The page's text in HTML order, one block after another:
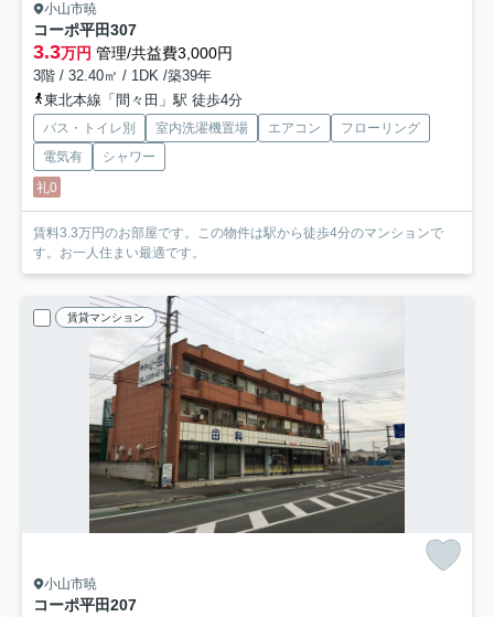
小山市暁
コーポ平田307
3.3万円 管理/共益費3,000円
3階 / 32.40㎡ / 1DK /築39年
東北本線「間々田」駅 徒歩4分
バス・トイレ別 室内洗濯機置場 エアコン
フローリング
電気有
シャワー
礼0
賃料3.3万円のお部屋です。この物件は駅から徒歩4分のマンションで
す。お一人住まい最適です。
賃貸マンション
小山市暁
コーポ平田207